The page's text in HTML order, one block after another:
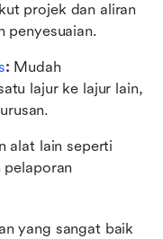
projek dan aliran
penyesuaian.
: Mudah
lajur ke lajur lain,
alat lain seperti
pelaporan
yang sangat baik